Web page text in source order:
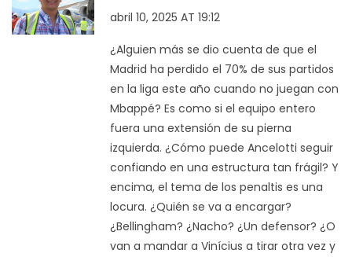
abril 10, 2025 AT 19:12
¿Alguien más se dio cuenta de que el
Madrid ha perdido el 70% de sus partidos
en la liga este año cuando no juegan con
Mbappé? Es como si el equipo entero
fuera una extensión de su pierna
izquierda. ¿Cómo puede Ancelotti seguir
confiando en una estructura tan frágil? Y
encima, el tema de los penaltis es una
locura. ¿Quién se va a encargar?
¿Bellingham? ¿Nacho? ¿Un defensor? ¿O
van a mandar a Vinícius a tirar otra vez y